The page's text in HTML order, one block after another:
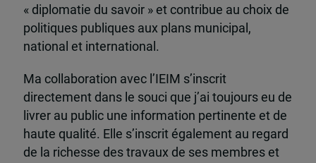
« diplomatie du savoir » et contribue au choix de
politiques publiques aux plans municipal,
national et international.
Ma collaboration avec l’IEIM s’inscrit
directement dans le souci que j’ai toujours eu de
livrer au public une information pertinente et de
haute qualité. Elle s’inscrit également au regard
de la richesse des travaux de ses membres et